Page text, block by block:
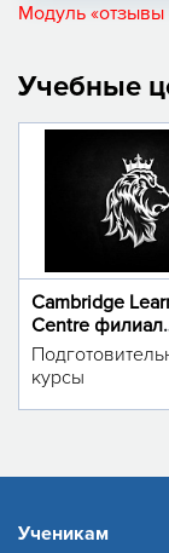
Модуль «отзывы
Учебные
Cambridge
Centre филиал
м.Тинчлик
курсы
Ученикам